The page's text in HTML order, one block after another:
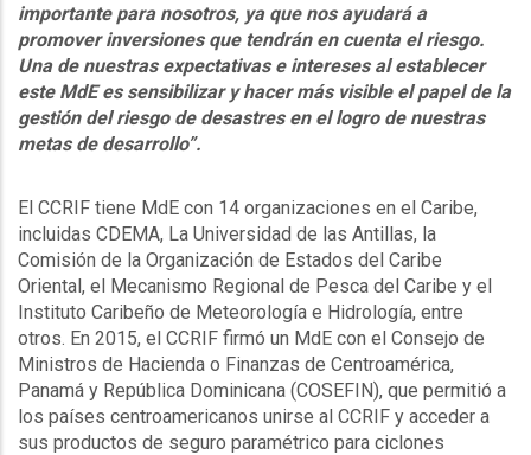
importante para nosotros, ya que nos ayudará a
promover inversiones que tendrán en cuenta el riesgo.
Una de nuestras expectativas e intereses al establecer
este MdE es sensibilizar y hacer más visible el papel de la
gestión del riesgo de desastres en el logro de nuestras
metas de desarrollo”.
El CCRIF tiene MdE con 14 organizaciones en el Caribe,
incluidas CDEMA, La Universidad de las Antillas, la
Comisión de la Organización de Estados del Caribe
Oriental, el Mecanismo Regional de Pesca del Caribe y el
Instituto Caribeño de Meteorología e Hidrología, entre
otros. En 2015, el CCRIF firmó un MdE con el Consejo de
Ministros de Hacienda o Finanzas de Centroamérica,
Panamá y República Dominicana (COSEFIN), que permitió a
los países centroamericanos unirse al CCRIF y acceder a
sus productos de seguro paramétrico para ciclones